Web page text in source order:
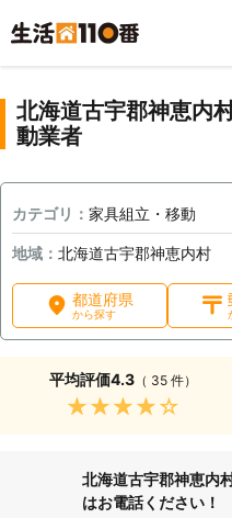
北海道古宇郡神恵内
動業者
カテゴリ： 家具組立・移動
地域： 北海道古宇郡神恵内村
都道府県
から探す
平均評価4.3（ 35 件）
★★★★★
北海道古宇郡神恵内
はお電話ください！